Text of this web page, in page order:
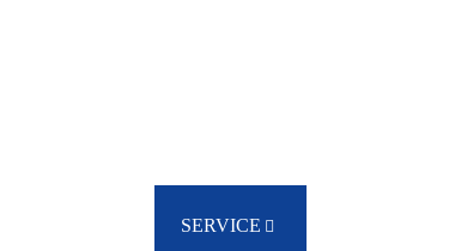
SERVICE